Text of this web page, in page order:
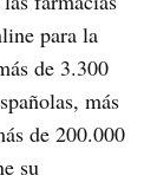
para la
de 3.300
más
de 200.000
su